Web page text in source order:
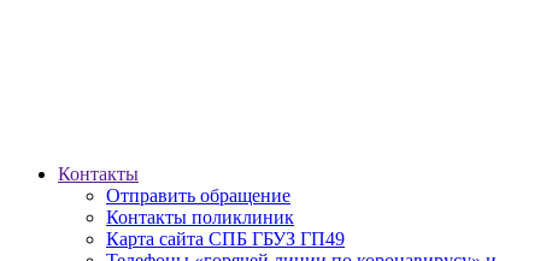
Контакты
Отправить обращение
Контакты поликлиник
Карта сайта СПБ ГБУЗ ГП49